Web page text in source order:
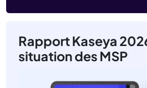
Rapport Kaseya
situation des MSP